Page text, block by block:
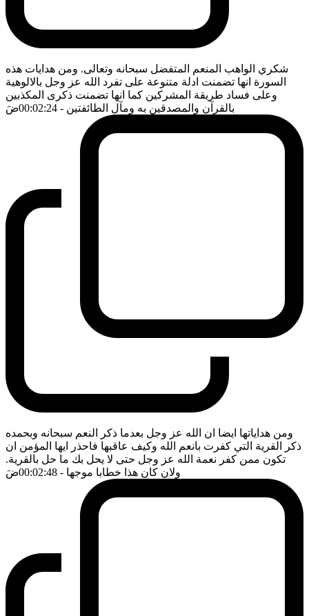
شكري الواهب المنعم المتفضل سبحانه وتعالى. ومن هدايات هذه
السورة انها تضمنت ادلة متنوعة على تفرد الله عز وجل بالالوهية
وعلى فساد طريقة المشركين كما انها تضمنت ذكرى المكذبين
بالقرآن والمصدقين به ومآل الطائفتين - 00:02:24 ضَ
ومن هداياتها ايضا ان الله عز وجل بعدما ذكر النعم سبحانه وبحمده
ذكر القرية التي كفرت بانعم الله وكيف عاقبها فاحذر ايها المؤمن ان
تكون ممن كفر نعمة الله عز وجل حتى لا يحل بك ما حل بالقرية.
ولان كان هذا خطابا موجها - 00:02:48 ضَ